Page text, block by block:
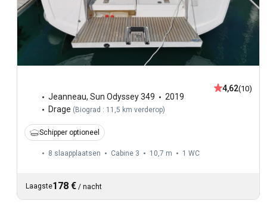
Jeanneau, Sun Odyssey 349
2019
Drage ( Biograd : 11,5 km verderop)
4,62(10)
Schipper optioneel
8 slaapplaatsen Cabine 3 10,7 m 1 WC
Laagste178 € / nacht